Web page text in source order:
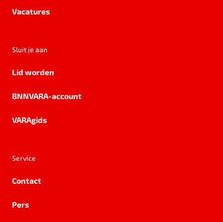
Vacatures
Sluit je aan
Lid worden
BNNVARA-account
VARAgids
Service
Contact
Pers